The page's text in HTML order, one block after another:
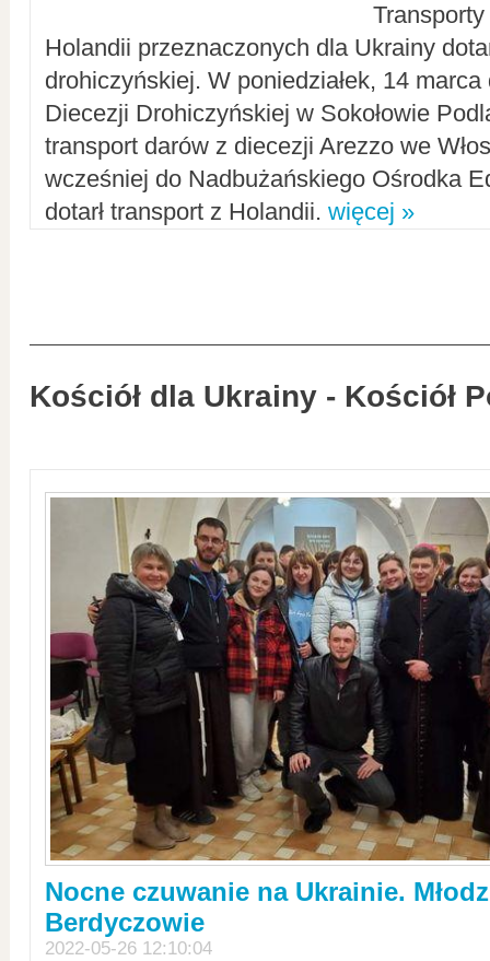
Holandii przeznaczonych dla Ukrainy
drohiczyńskiej. W poniedziałek, 14
Diecezji Drohiczyńskiej w Sokołowie
transport darów z diecezji Arezzo we
wcześniej do Nadbużańskiego Ośrodka
dotarł transport z Holandii. więcej »
Kościół dla Ukrainy - Kościół
Nocne czuwanie na Ukrainie.
Berdyczowie
2022-05-26 12:10:04